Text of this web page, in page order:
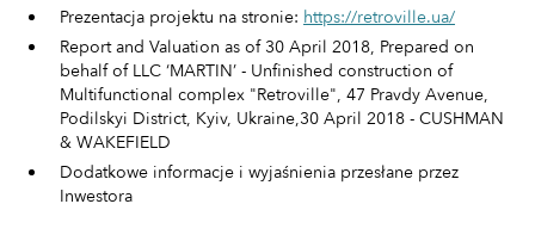
Prezentacja projektu na stronie: https://retroville.ua/
Report and Valuation as of 30 April 2018, Prepared on
behalf of LLC ‘MARTIN’ - Unfinished construction of
Multifunctional complex "Retroville", 47 Pravdy Avenue,
Podilskyi District, Kyiv, Ukraine,30 April 2018 - CUSHMAN
& WAKEFIELD
Dodatkowe informacje i wyjaśnienia przesłane przez
Inwestora